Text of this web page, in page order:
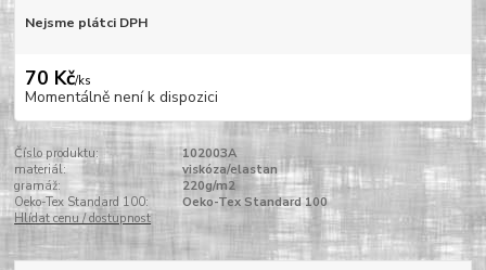
Nejsme plátci DPH
70 Kč/ks
Momentálně není k dispozici
Číslo produktu:
102003A
materiál:
viskóza/elastan
gramáž:
220g/m2
Oeko-Tex Standard 100:
Oeko-Tex Standard 100
Hlídat cenu / dostupnost